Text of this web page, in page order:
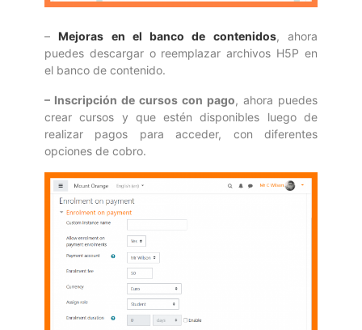
–Mejoras en el banco de contenidos, ahora
puedes descargar o reemplazar archivos H5P en
el banco de contenido.
– Inscripción de cursos con pago, ahora puedes
crear cursos y que estén disponibles luego de
realizar pagos para acceder, con diferentes
opciones de cobro.